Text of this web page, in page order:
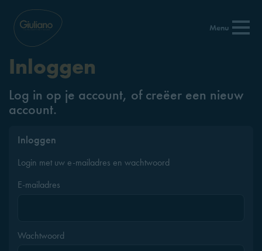
Menu
Inloggen
Log in op je account, of creëer een nieuw
account.
Inloggen
Login met uw e-mailadres en wachtwoord
E-mailadres
Wachtwoord